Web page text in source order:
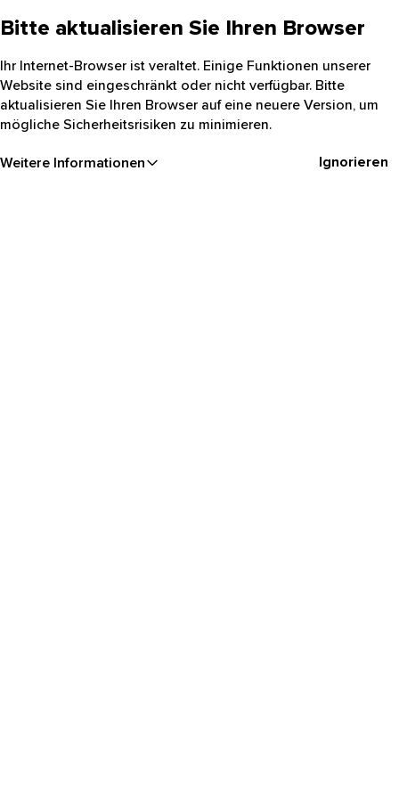
Bitte aktualisieren Sie Ihren Browser
Ihr Internet-Browser ist veraltet. Einige Funktionen unserer
Website sind eingeschränkt oder nicht verfügbar. Bitte
aktualisieren Sie Ihren Browser auf eine neuere Version, um
mögliche Sicherheitsrisiken zu minimieren.
Weitere Informationen Ignorieren